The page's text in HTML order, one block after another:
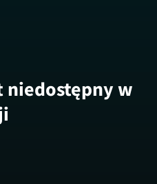
niedostępny w